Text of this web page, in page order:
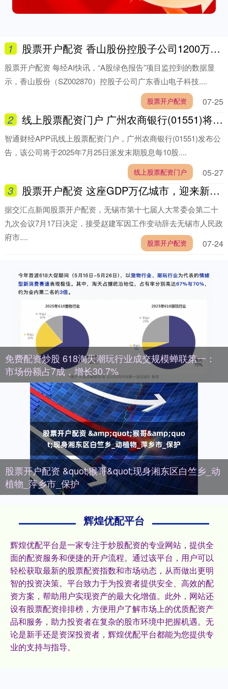
1 股票开户配资 香山股份控股子公司1200万元项目环评获同意
07-25
股票开户配资 每经AI快讯，“A股绿色报告”项目监控到的数据显
示，香山股份（SZ002870）控股子公司广东香山电子科技....
股票开户配资
2 线上股票配资门户 广州农商银行(01551)将于7月25日派发末期股息每10股0.45元
05-27
智通财经APP讯线上股票配资门户，广州农商银行(01551)发布公
告，该公司将于2025年7月25日派发末期股息每10股....
线上股票配资门户
3 股票开户配资 这座GDP万亿城市，迎来新任代市长
07-24
据交汇点新闻股票开户配资，无锡市第十七届人大常委会第二十
九次会议7月17日决定，接受赵建军因工作变动辞去无锡市人民政
府市....
股票开户配资
免费配资炒股 618淘天潮玩行业成交规模蝉联第一：
市场份额占7成，增长30.7%
股票开户配资 &quot;猴哥&quot;现身湘东区白竺乡_动
植物_萍乡市_保护
辉煌优配平台
辉煌优配平台是一家专注于炒股配资的专业网站，提供全
面的配资服务和便捷的开户流程。通过该平台，用户可以
轻松获取最新的股票配资指数和市场动态，从而做出更明
智的投资决策。平台致力于为投资者提供安全、高效的配
资方案，帮助用户实现资产的最大化增值。此外，网站还
设有股票配资排排榜，方便用户了解市场上的优质配资产
品和服务，助力投资者在复杂的股市环境中把握机遇。无
论是新手还是资深投资者，辉煌优配平台都能为您提供专
业的支持与指导。